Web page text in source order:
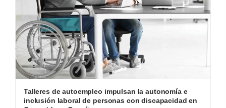
Talleres de autoempleo impulsan la autonomía e
inclusión laboral de personas con discapacidad en